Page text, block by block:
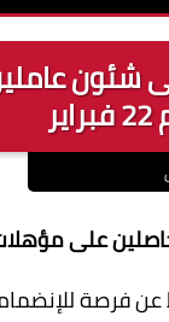
شئون
مؤهلات عليا
فرصة